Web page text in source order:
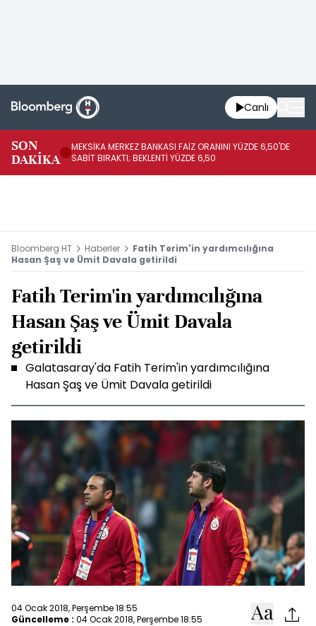
Canlı
SON
DAKİKA
MEKSİKA MERKEZ BANKASI FAİZ ORANINI YÜZDE 6,50'DE
SABİT BIRAKTI; BEKLENTİ YÜZDE 6,50
Bloomberg HT Haberler
Fatih Terim'in yardımcılığına
Hasan Şaş ve Ümit Davala getirildi
Fatih Terim'in yardımcılığına
Hasan Şaş ve Ümit Davala
getirildi
Galatasaray'da Fatih Terim'in yardımcılığına
Hasan Şaş ve Ümit Davala getirildi
04 Ocak 2018, Perşembe 18:55
Güncelleme : 04 Ocak 2018, Perşembe 18:55